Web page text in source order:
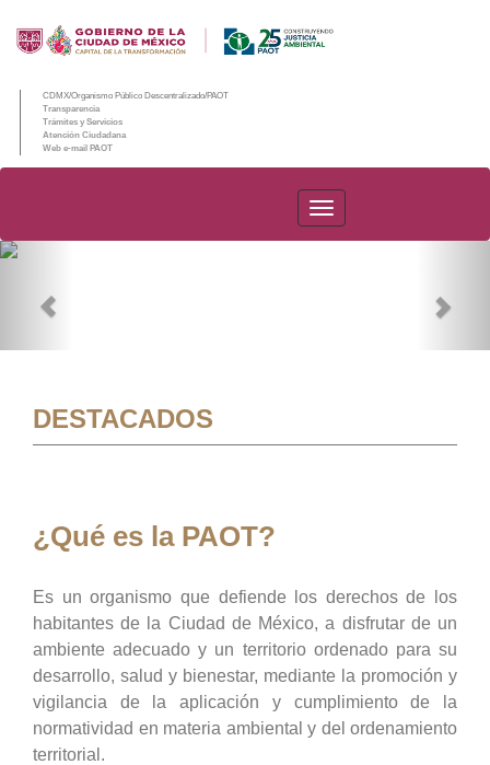
CDMX/Organismo Público Descentralizado/PAOT
Transparencia
Trámites y Servicios
Atención Ciudadana
Web e-mail PAOT
PAOT
DESTACADOS
¿Qué es la PAOT?
Es un organismo que defiende los derechos de los
habitantes de la Ciudad de México, a disfrutar de un
ambiente adecuado y un territorio ordenado para su
desarrollo, salud y bienestar, mediante la promoción y
vigilancia de la aplicación y cumplimiento de la
normatividad en materia ambiental y del ordenamiento
territorial.